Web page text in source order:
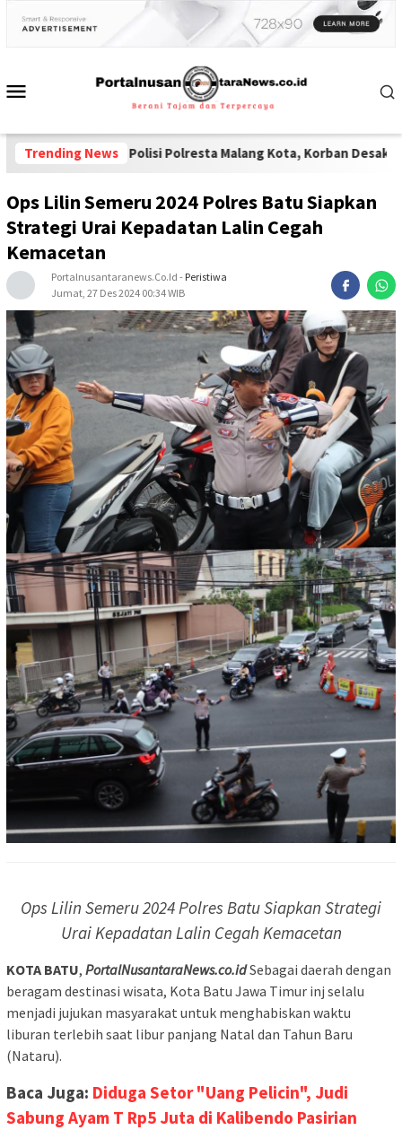
Trending News
Polisi Polresta Malang Kota, Korban Desak Penuntasan
Ops Lilin Semeru 2024 Polres Batu Siapkan
Strategi Urai Kepadatan Lalin Cegah
Kemacetan
Portalnusantaranews.co.id - Peristiwa
Jumat, 27 Des 2024 00:34 WIB
Ops Lilin Semeru 2024 Polres Batu Siapkan Strategi
Urai Kepadatan Lalin Cegah Kemacetan
KOTA BATU, PortalNusantaraNews.co.idSebagai daerah dengan
beragam destinasi wisata, Kota Batu Jawa Timur inj selalu
menjadi jujukan masyarakat untuk menghabiskan waktu
liburan terlebih saat libur panjang Natal dan Tahun Baru
(Nataru).
Baca Juga: Diduga Setor "Uang Pelicin", Judi
Sabung Ayam T Rp5 Juta di Kalibendo Pasirian